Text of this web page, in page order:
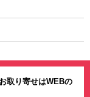
取り寄せはWEBの